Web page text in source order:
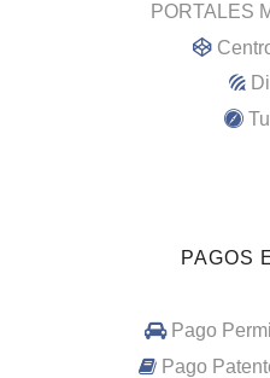
PORTALES
PAGOS
Pago
Pago